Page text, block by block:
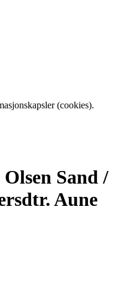
(cookies).
Sand /
Aune